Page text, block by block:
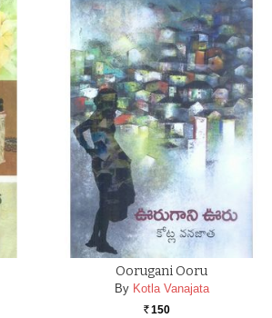
Oorugani Ooru
By Kotla Vanajata
Rs. 150